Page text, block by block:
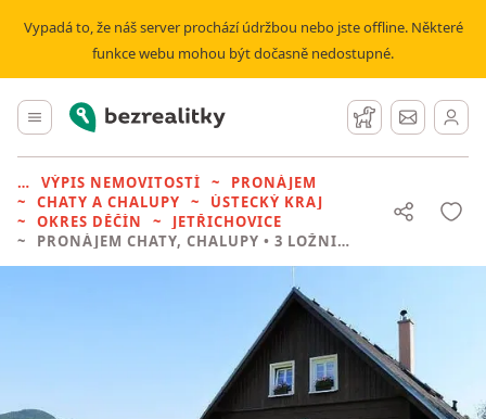
Vypadá to, že náš server prochází údržbou nebo jste offline. Některé
funkce webu mohou být dočasně nedostupné.
Hlavní menu
Bezrealitky Hlídací pes
Zprávy
VÝPIS NEMOVITOSTÍ
PRONÁJEM
CHATY A CHALUPY
ÚSTECKÝ KRAJ
OKRES DĚČÍN
JETŘICHOVICE
PRONÁJEM CHATY, CHALUPY • 3 LOŽNICE BEZ REALITKY